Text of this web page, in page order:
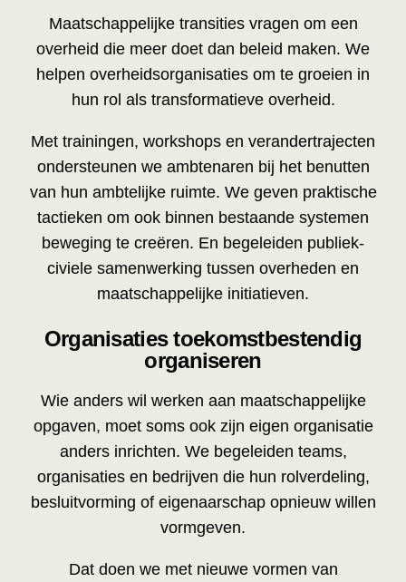
Maatschappelijke transities vragen om een
overheid die meer doet dan beleid maken. We
helpen overheidsorganisaties om te groeien in
hun rol als transformatieve overheid.
Met trainingen, workshops en verandertrajecten
ondersteunen we ambtenaren bij het benutten
van hun ambtelijke ruimte. We geven praktische
tactieken om ook binnen bestaande systemen
beweging te creëren. En begeleiden publiek-
civiele samenwerking tussen overheden en
maatschappelijke initiatieven.
Organisaties toekomstbestendig
organiseren
Wie anders wil werken aan maatschappelijke
opgaven, moet soms ook zijn eigen organisatie
anders inrichten. We begeleiden teams,
organisaties en bedrijven die hun rolverdeling,
besluitvorming of eigenaarschap opnieuw willen
vormgeven.
Dat doen we met nieuwe vormen van